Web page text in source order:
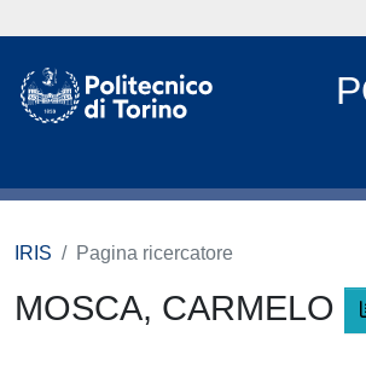
IRIS Pagina ricercatore
MOSCA, CARMELO